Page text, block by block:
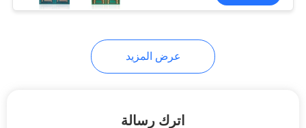
عرض المزيد
اترك رسالة